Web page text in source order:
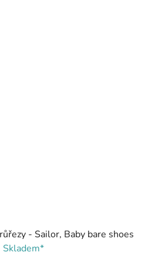
- Sailor, Baby bare shoes
Skladem*